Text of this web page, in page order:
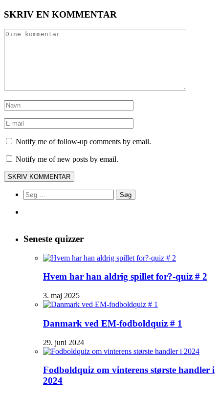
SKRIV EN KOMMENTAR
Notify me of follow-up comments by email.
Notify me of new posts by email.
Søg
efter:
Seneste quizzer
Hvem har han aldrig spillet for?-quiz # 2
3. maj 2025
Danmark ved EM-fodboldquiz # 1
29. juni 2024
Fodboldquiz om vinterens største handler i
2024